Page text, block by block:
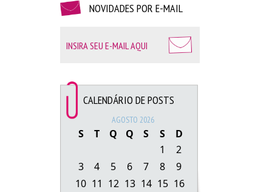
Beijinho do amor – Delícias Glauci
NOVIDADES POR E-MAIL
CALENDÁRIO DE POSTS
AGOSTO 2026
S T Q Q S S
D
1
2
3
4 5 6 7 8
9
10 11 12 13 14 15 16